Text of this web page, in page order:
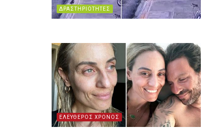
ΔΡΑΣΤΗΡΙΟΤΗΤΕΣ
ΕΛΕΥΘΕΡΟΣ ΧΡΟΝΟΣ